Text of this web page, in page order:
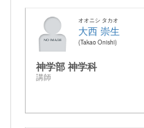
オオニシ タカオ
大西 崇生
Takao Onishi
神学部 神学科
講師